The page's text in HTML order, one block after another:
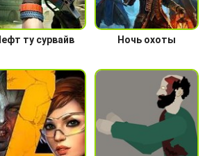
ту сурвайв Ночь охоты